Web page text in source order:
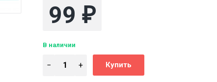
99 ₽
В наличии